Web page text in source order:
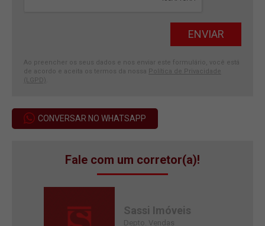
Ao preencher os seus dados e nos enviar este formulário, você está
de acordo e aceita os termos da nossa
Política de Privacidade
(LGPD)
CONVERSAR NO WHATSAPP
Fale com um corretor(a)!
Sassi Imóveis
Depto. Vendas